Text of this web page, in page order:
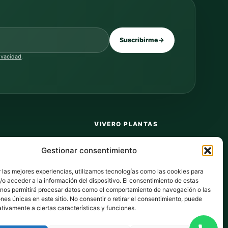
Gestionar consentimiento
las mejores experiencias, utilizamos tecnologías como las cookies para
o acceder a la información del dispositivo. El consentimiento de estas
permitirá procesar datos como el comportamiento de navegación o las
únicas en este sitio. No consentir o retirar el consentimiento, puede
a ciertas características y funciones.
Suscribirme→
.
VIVERO PLANTAS
Privacidad
Cookies